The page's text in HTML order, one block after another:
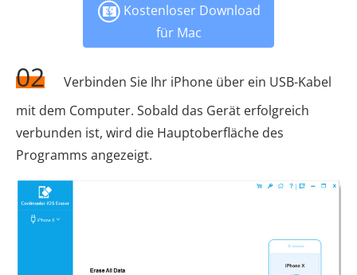
Kostenloser Download
für Mac
02
Verbinden Sie Ihr iPhone über ein USB-Kabel
mit dem Computer. Sobald das Gerät erfolgreich
verbunden ist, wird die Hauptoberfläche des
Programms angezeigt.